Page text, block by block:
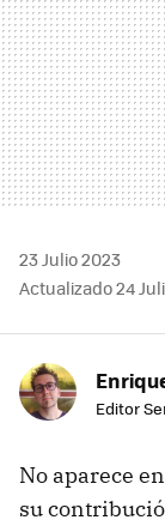
23 Julio 2023
Actualizado 24
Editor
No aparece
su